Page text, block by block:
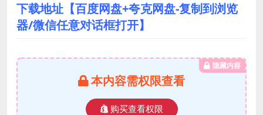
下载地址【百度网盘+夸克网盘-复制到浏览
器/微信任意对话框打开】
隐藏内容
本内容需权限查看
购买查看权限